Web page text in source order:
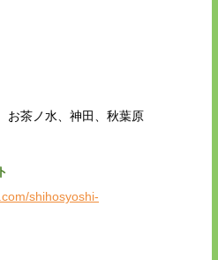
お茶ノ水、神田、秋葉原
shihosyoshi-